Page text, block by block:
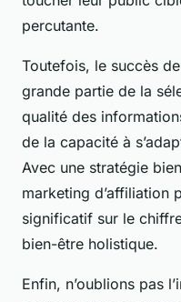
percutante.
Toutefois, le succès
grande partie de la
qualité des
de la capacité à
Avec une stratégie
marketing d’affiliation
significatif sur le
bien-être holistique.
Enfin, n’oublions pas